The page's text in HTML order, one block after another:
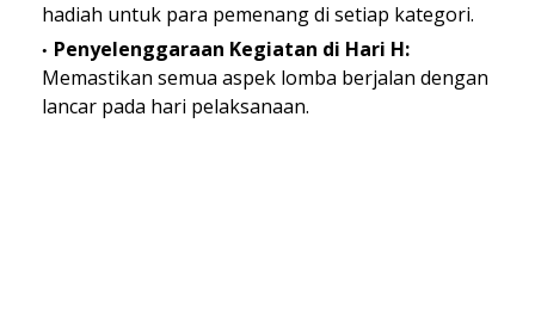
hadiah untuk para pemenang di setiap kategori.
Penyelenggaraan Kegiatan di Hari H:
Memastikan semua aspek lomba berjalan dengan
lancar pada hari pelaksanaan.